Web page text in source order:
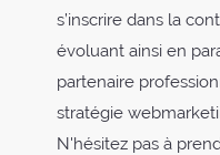
s’inscrire dans la
évoluant ainsi en
partenaire
stratégie
N'hésitez pas à